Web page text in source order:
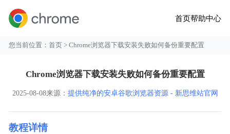
首页帮助中心
您当前位置：首页 > Chrome浏览器下载安装失败如何备份重要配置
Chrome浏览器下载安装失败如何备份重要配置
2025-08-08来源： 提供纯净的安卓谷歌浏览器资源 - 新思维站官网
教程详情